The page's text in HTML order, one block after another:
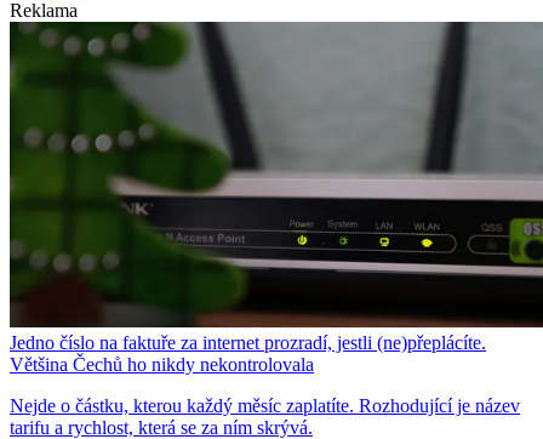
Reklama
Jedno číslo na faktuře za internet prozradí, jestli (ne)přeplácíte.
Většina Čechů ho nikdy nekontrolovala
Nejde o částku, kterou každý měsíc zaplatíte. Rozhodující je název
tarifu a rychlost, která se za ním skrývá.